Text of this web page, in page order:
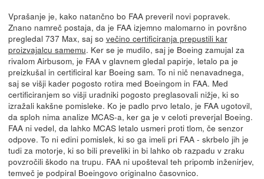
Vprašanje je, kako natančno bo FAA preveril novi popravek.
Znano namreč postaja, da je FAA izjemno malomarno in površno
pregledal 737 Max, saj so večino certificiranja prepustili kar
proizvajalcu samemu. Ker se je mudilo, saj je Boeing zamujal za
rivalom Airbusom, je FAA v glavnem gledal papirje, letalo pa je
preizkušal in certificiral kar Boeing sam. To ni nič nenavadnega,
saj se višji kader pogosto rotira med Boeingom in FAA. Med
certificiranjem so višji uradniki pogosto preglasovali nižje, ki so
izražali kakšne pomisleke. Ko je padlo prvo letalo, je FAA ugotovil,
da sploh nima analize MCAS-a, ker ga je v celoti preverjal Boeing.
FAA ni vedel, da lahko MCAS letalo usmeri proti tlom, če senzor
odpove. To ni edini pomislek, ki so ga imeli pri FAA - skrbelo jih je
tudi za motorje, ki so bili preveliki in bi lahko ob razpadu v zraku
povzročili škodo na trupu. FAA ni upošteval teh pripomb inženirjev,
temveč je podpiral Boeingovo originalno časovnico.